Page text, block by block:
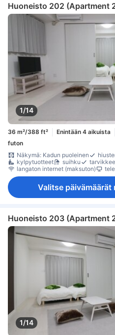
Huoneisto 202 (Apartment
1/14
36 m²/388 ft² Enintään 4 aikuista
futon
Näkymä: Kadun puoleinen
kylpytuotteet
suihku
langaton internet (maksuton)
Valitse
Huoneisto 203 (Apartment
1/14